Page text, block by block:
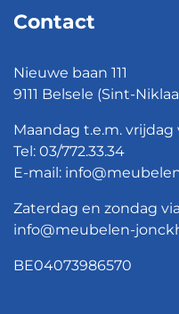
Contact
Nieuwe baan 111
9111 Belsele (Sint-
Maandag t.e.m. vrijdag
Tel: 03/772.33.34
E-mail:
Zaterdag en zondag
info@meubelen-
BE04073986570